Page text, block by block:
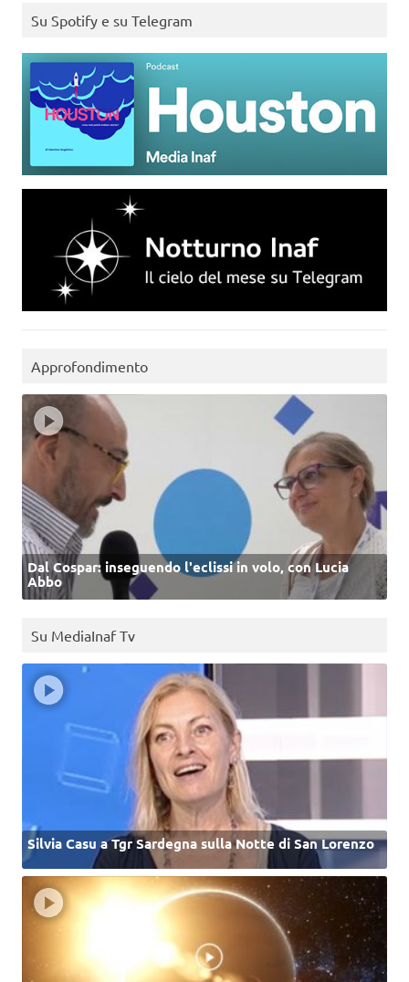
Su Spotify e su Telegram
Approfondimento
Dal Cospar: inseguendo l'eclissi in volo, con Lucia
Abbo
Su MediaInaf Tv
Silvia Casu a Tgr Sardegna sulla Notte di San Lorenzo